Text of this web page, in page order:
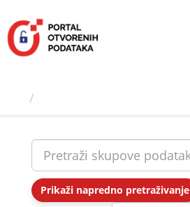
sadržaj
Prikaži napredno pretraživanje